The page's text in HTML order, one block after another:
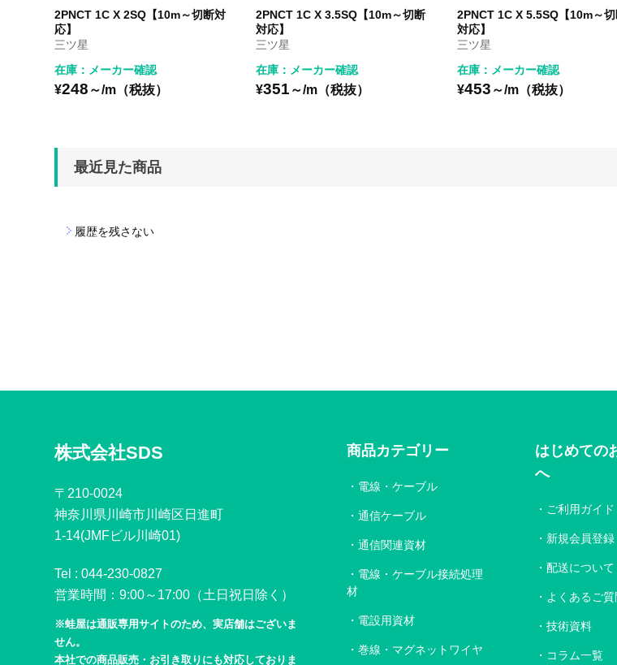
2PNCT 1C X 2SQ【10m～切断対
応】
三ツ星
在庫：メーカー確認
¥248 ～/m（税抜）
2PNCT 1C X 3.5SQ【10m～切断
対応】
三ツ星
在庫：メーカー確認
¥351 ～/m（税抜）
2PNCT 1C X 5.5SQ【10m～
対応】
三ツ星
在庫：メーカー確認
¥453 ～/m（税抜）
最近見た商品
履歴を残さない
株式会社SDS
〒210-0024
神奈川県川崎市川崎区日進町
1-14(JMFビル川崎01)
Tel :044-230-0827
営業時間：9:00～17:00（土日祝日除く）
※蛙屋は通販専用サイトのため、実店舗はございま
せん。
本社での商品販売・お引き取りにも対応しておりま
商品カテゴリー
電線・ケーブル
通信ケーブル
通信関連資材
電線・ケーブル接続処理
材
電設用資材
巻線・マグネットワイヤ
はじめての
へ
ご利用ガイド
新規会員登録
配送について
よくあるご質
技術資料
コラム一覧